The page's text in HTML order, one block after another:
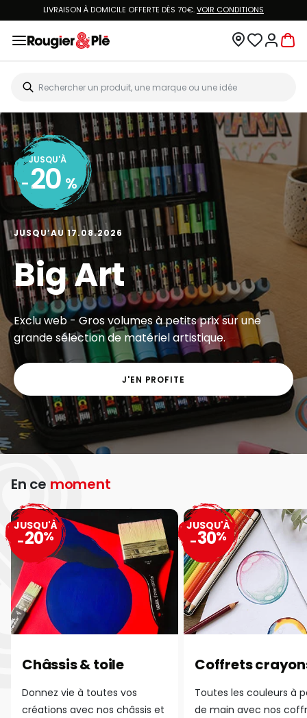
LIVRAISON À DOMICILE OFFERTE DÈS 70€.VOIR CONDITIONS
JUSQU'À
- 20 %
JUSQU’AU 17.08.2026
Big Art
Exclu web - Gros volumes à petits prix sur une
grande sélection de matériel artistique.
J'EN PROFITE
En ce moment
Châssis & toile
Donnez vie à toutes vos
créations avec nos châssis et
JUSQU'À
-20%
Coffrets
Toutes les couleurs à
de main avec nos
JUSQU'À
-30%